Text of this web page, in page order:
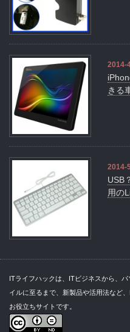
2014-
きる
2014-
USB
用の
ITライフハックは、ITビジネスから、
イルに至るまで、新製品や活用法など
お役立ちサイトです。